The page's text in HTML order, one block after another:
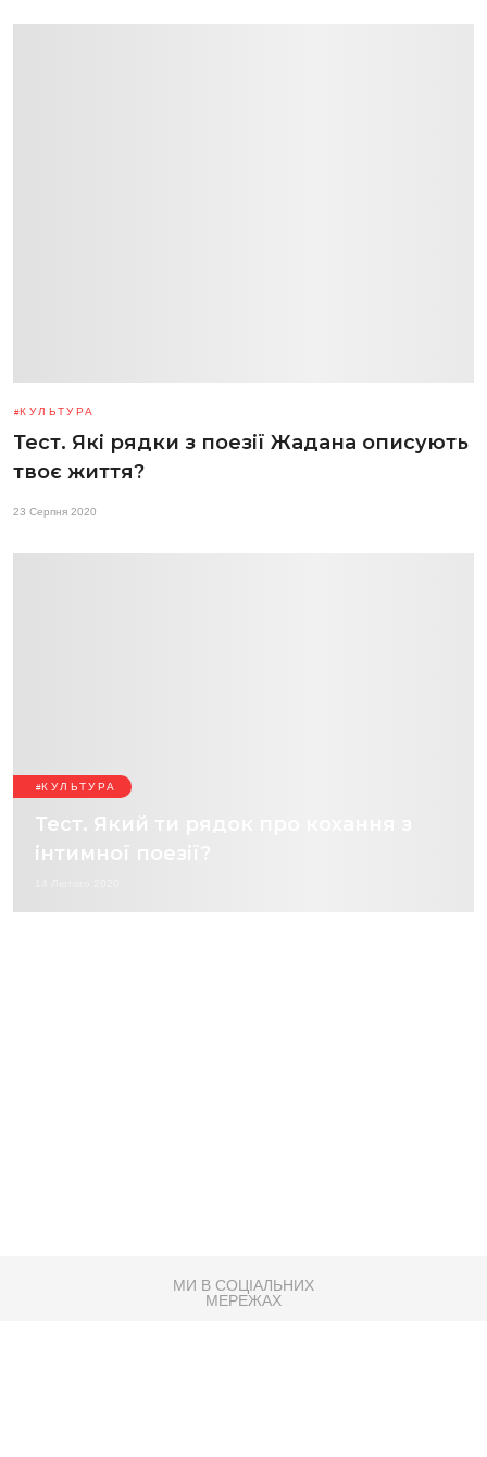
КУЛЬТУРА
Тест. Які рядки з поезії Жадана описують
твоє життя?
23 Серпня 2020
КУЛЬТУРА
Тест. Який ти рядок про кохання з
інтимної поезії?
МИ В СОЦІАЛЬНИХ
МЕРЕЖАХ